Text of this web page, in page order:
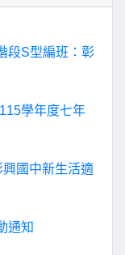
段S型編班：彰
學年度七年
興國中新生活適
通知